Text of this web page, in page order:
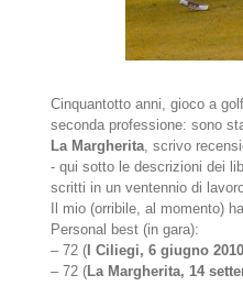
Cinquantotto anni, gioco a
seconda professione: sono
La Margherita, scrivo
- qui sotto le descrizioni dei
scritti in un ventennio di
Il mio (orribile, al momento)
Personal best (in gara):
– 72 ( I Ciliegi, 6 giugno
– 72 (La Margherita, 14